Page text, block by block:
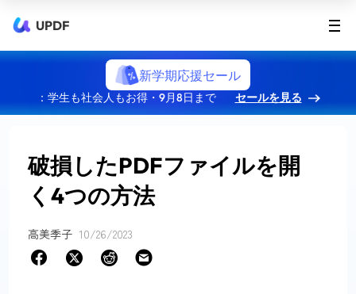
UPDF
新学期応援セール
：学生も社会人もお得・9月8日まで セールを見る
破損したPDFファイルを開
く4つの方法
高美季子 10/26/2023